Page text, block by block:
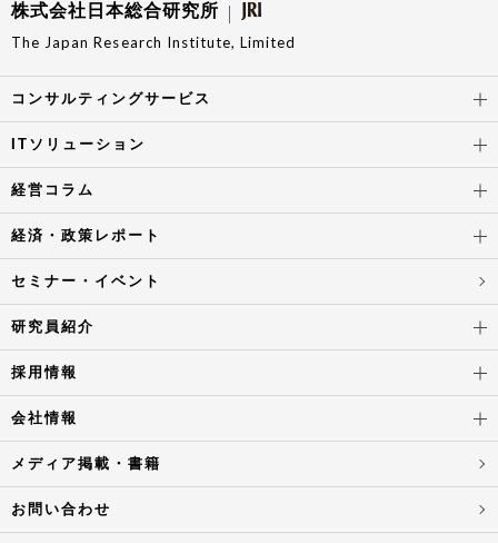
株式会社日本総合研究所
The Japan Research Institute, Limited
コンサルティングサービス
ITソリューション
経営コラム
経済・政策レポート
セミナー・イベント
研究員紹介
採用情報
会社情報
メディア掲載・書籍
お問い合わせ